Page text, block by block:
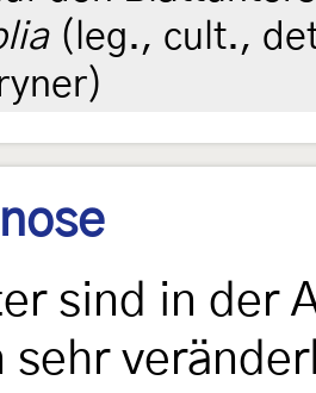
(leg., cult.,
sind in der
sehr